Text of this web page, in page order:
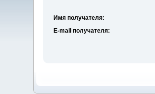
Имя получателя:
E-mail получателя: